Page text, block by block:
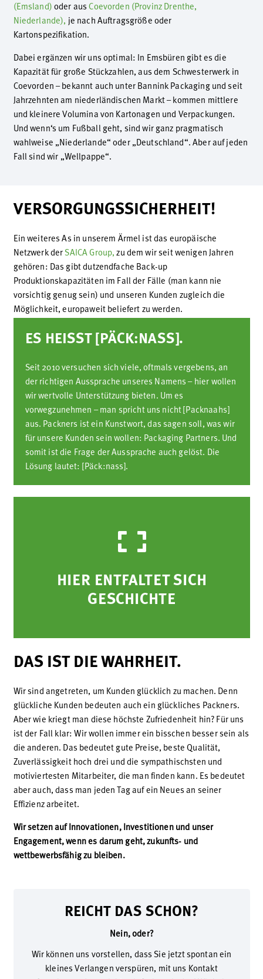
(Emsland) oder ausCoevorden (Provinz Drenthe,
Niederlande), je nach Auftragsgröße oder
Kartonspezifikation.
Dabei ergänzen wir uns optimal: In Emsbüren gibt es die
Kapazität für große Stückzahlen, aus dem Schwesterwerk in
Coevorden – bekannt auch unter Bannink Packaging und seit
Jahrzehnten am niederländischen Markt – kommen mittlere
und kleinere Volumina von Kartonagen und Verpackungen.
Und wenn‘s um Fußball geht, sind wir ganz pragmatisch
wahlweise „Niederlande“ oder „Deutschland“. Aber auf jeden
Fall sind wir „Wellpappe“.
VERSORGUNGSSICHERHEIT!
Ein weiteres As in unserem Ärmel ist das europäische
Netzwerk der SAICA Group, zu dem wir seit wenigen Jahren
gehören: Das gibt dutzendfache Back-up
Produktionskapazitäten im Fall der Fälle (man kann nie
vorsichtig genug sein) und unseren Kunden zugleich die
Möglichkeit, europaweit beliefert zu werden.
ES HEISST [PÄCK:NASS].
Seit 2010 versuchen sich viele, oftmals vergebens, an
der richtigen Aussprache unseres Namens – hier wollen
wir wertvolle Unterstützung bieten. Um es
vorwegzunehmen – man spricht uns nicht [Packnaahs]
aus. Packners ist ein Kunstwort, das sagen soll, was wir
für unsere Kunden sein wollen: Packaging Partners. Und
somit ist die Frage der Aussprache auch gelöst. Die
Lösung lautet: [Päck:nass].
HIER ENTFALTET SICH
GESCHICHTE
DAS IST DIE WAHRHEIT.
Wir sind angetreten, um Kunden glücklich zu machen. Denn
glückliche Kunden bedeuten auch ein glückliches Packners.
Aber wie kriegt man diese höchste Zufriedenheit hin? Für uns
ist der Fall klar: Wir wollen immer ein bisschen besser sein als
die anderen. Das bedeutet gute Preise, beste Qualität,
Zuverlässigkeit hoch drei und die sympathischsten und
motiviertesten Mitarbeiter, die man finden kann. Es bedeutet
aber auch, dass man jeden Tag auf ein Neues an seiner
Effizienz arbeitet.
Wir setzen auf Innovationen, Investitionen und unser
Engagement, wenn es darum geht, zukunfts- und
wettbewerbsfähig zu bleiben.
REICHT DAS SCHON?
Nein, oder?
Wir können uns vorstellen, dass Sie jetzt spontan ein
kleines Verlangen verspüren, mit uns Kontakt